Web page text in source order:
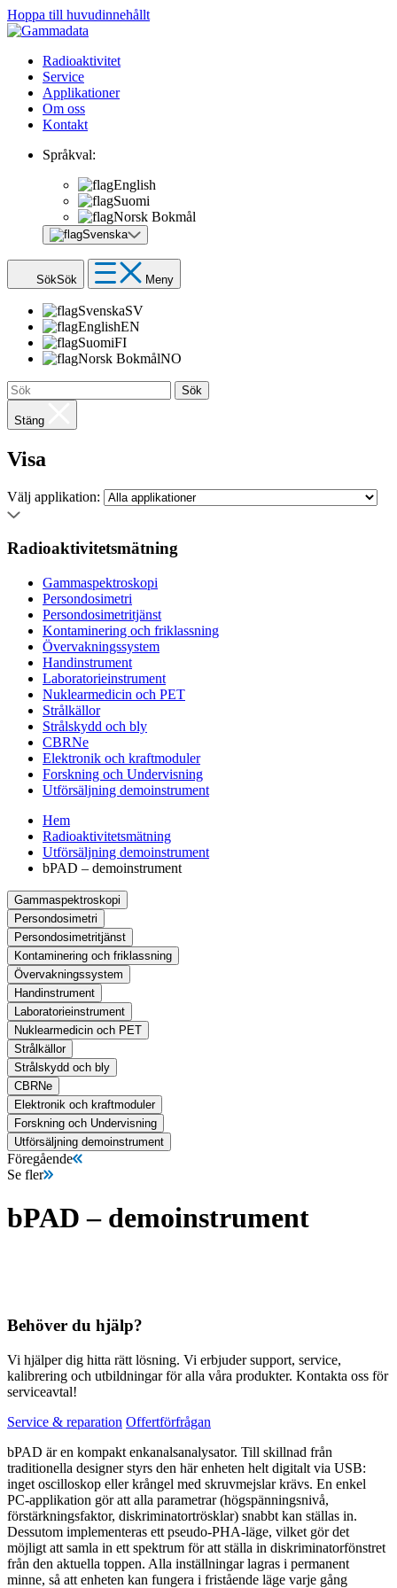
Hoppa till huvudinnehållt
Radioaktivitet
Service
Applikationer
Om oss
Kontakt
Språkval:
English
Suomi
Norsk Bokmål
Svenska
SökSök Meny
SvenskaSV
EnglishEN
SuomiFI
Norsk BokmålNO
Sök
Stäng
Visa
Välj applikation:
Radioaktivitetsmätning
Gammaspektroskopi
Persondosimetri
Persondosimetritjänst
Kontaminering och friklassning
Övervakningssystem
Handinstrument
Laboratorieinstrument
Nuklearmedicin och PET
Strålkällor
Strålskydd och bly
CBRNe
Elektronik och kraftmoduler
Forskning och Undervisning
Utförsäljning demoinstrument
Hem
Radioaktivitetsmätning
Utförsäljning demoinstrument
bPAD – demoinstrument
Gammaspektroskopi
Persondosimetri
Persondosimetritjänst
Kontaminering och friklassning
Övervakningssystem
Handinstrument
Laboratorieinstrument
Nuklearmedicin och PET
Strålkällor
Strålskydd och bly
CBRNe
Elektronik och kraftmoduler
Forskning och Undervisning
Utförsäljning demoinstrument
Föregående
Se fler
bPAD – demoinstrument
Behöver du hjälp?
Vi hjälper dig hitta rätt lösning. Vi erbjuder support, service,
kalibrering och utbildningar för alla våra produkter. Kontakta oss för
serviceavtal!
Service & reparation Offertförfrågan
bPAD är en kompakt enkanalsanalysator. Till skillnad från
traditionella designer styrs den här enheten helt digitalt via USB:
inget oscilloskop eller krångel med skruvmejslar krävs. En enkel
PC-applikation gör att alla parametrar (högspänningsnivå,
förstärkningsfaktor, diskriminatortrösklar) snabbt kan ställas in.
Dessutom implementeras ett pseudo-PHA-läge, vilket gör det
möjligt att samla in ett spektrum för att ställa in diskriminatorfönstret
från den aktuella toppen. Alla inställningar lagras i permanent
minne, så att enheten kan fungera i fristående läge varje gång